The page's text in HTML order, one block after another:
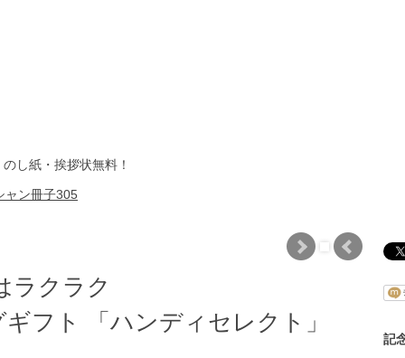
し紙・挨拶状無料！
ャン冊子305
ラクラク
フト 「ハンディセレクト」
記